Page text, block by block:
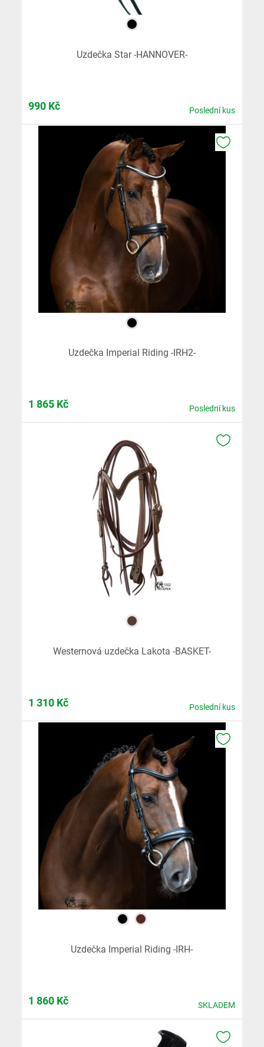
Uzdečka Star -HANNOVER-
990 Kč Poslední kus
Uzdečka Imperial Riding -IRH2-
1 865 Kč Poslední kus
Westernová uzdečka Lakota -BASKET-
1 310 Kč Poslední kus
Uzdečka Imperial Riding -IRH-
1 860 Kč SKLADEM